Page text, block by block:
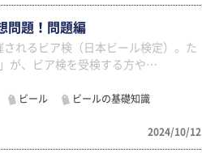
問題！問題編
れるビア検（日本ビール検定）。た
が、ビア検を受検する方や…
ビール ビールの基礎知識
2024/10/12